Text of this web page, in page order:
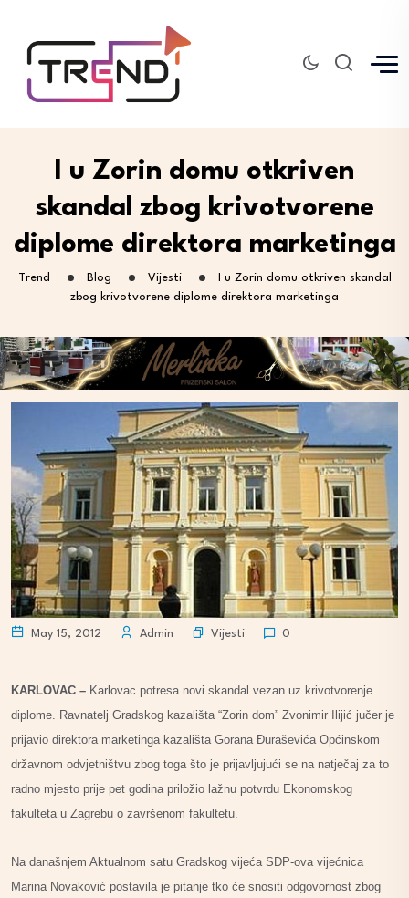
I u Zorin domu otkriven
skandal zbog krivotvorene
diplome direktora marketinga
Trend Blog Vijesti
I u Zorin domu otkriven skandal
zbog krivotvorene diplome direktora marketinga
May 15, 2012 Admin Vijesti 0
KARLOVAC – Karlovac potresa novi skandal vezan uz krivotvorenje
diplome. Ravnatelj Gradskog kazališta “Zorin dom” Zvonimir Ilijić jučer je
prijavio direktora marketinga kazališta Gorana Đuraševića Općinskom
državnom odvjetništvu zbog toga što je prijavljujući se na natječaj za to
radno mjesto prije pet godina priložio lažnu potvrdu Ekonomskog
fakulteta u Zagrebu o završenom fakultetu.
Na današnjem Aktualnom satu Gradskog vijeća SDP-ova vijećnica
Marina Novaković postavila je pitanje tko će snositi odgovornost zbog